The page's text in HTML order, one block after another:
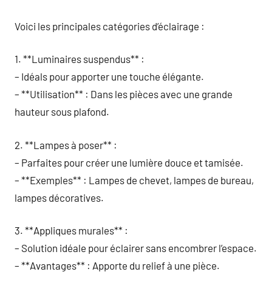
Voici les principales catégories d’éclairage :
1. **Luminaires suspendus** :
– Idéals pour apporter une touche élégante.
– **Utilisation** : Dans les pièces avec une grande
hauteur sous plafond.
2. **Lampes à poser** :
– Parfaites pour créer une lumière douce et tamisée.
– **Exemples** : Lampes de chevet, lampes de bureau,
lampes décoratives.
3. **Appliques murales** :
– Solution idéale pour éclairer sans encombrer l’espace.
– **Avantages** : Apporte du relief à une pièce.